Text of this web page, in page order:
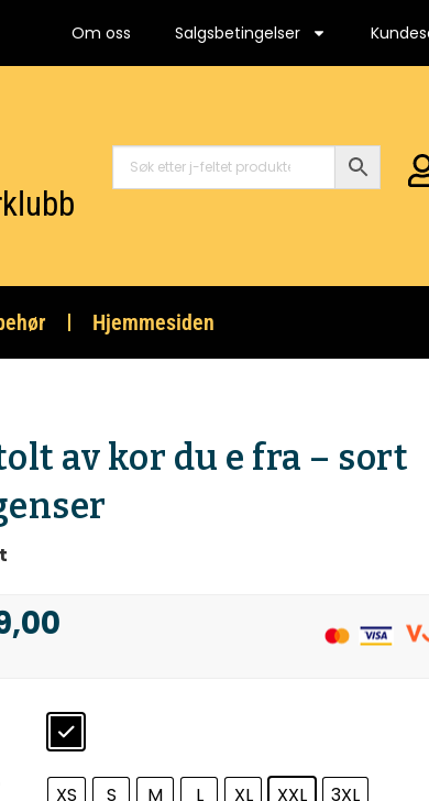
Om oss Salgsbetingelser
Hjemmesiden
av kor du e fra – sort
XS S M L XL XXL 3XL